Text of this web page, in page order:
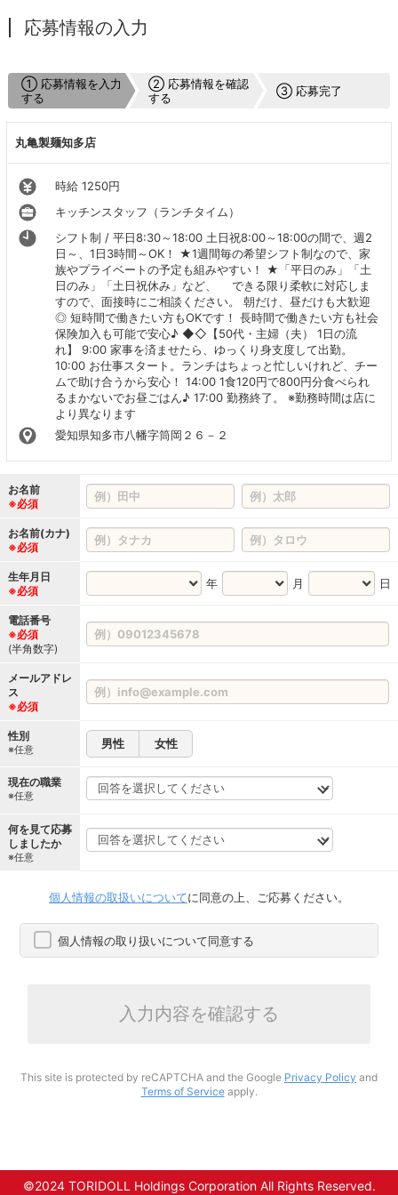
応募情報の入力
① 応募情報を入力
する
② 応募情報を確認
する
③ 応募完了
丸亀製麺知多店
時給 1250円
キッチンスタッフ（ランチタイム）
シフト制 / 平日8:30～18:00 土日祝8:00～18:00の間で、週2
日～、1日3時間～OK！ ★1週間毎の希望シフト制なので、家
族やプライベートの予定も組みやすい！ ★「平日のみ」「土
日のみ」「土日祝休み」など、 できる限り柔軟に対応しま
すので、面接時にご相談ください。 朝だけ、昼だけも大歓迎
◎ 短時間で働きたい方もOKです！ 長時間で働きたい方も社会
保険加入も可能で安心♪ ◆◇【50代・主婦（夫） 1日の流
れ】 9:00 家事を済ませたら、ゆっくり身支度して出勤。
10:00 お仕事スタート。ランチはちょっと忙しいけれど、チー
ムで助け合うから安心！ 14:00 1食120円で800円分食べられ
るまかないでお昼ごはん♪ 17:00 勤務終了。 ※勤務時間は店に
より異なります
愛知県知多市八幡字筒岡２６－２
お名前
※必須
お名前(カナ)
※必須
生年月日
※必須
年 月 日
電話番号
※必須
(半角数字)
メールアドレ
ス
※必須
性別
※任意 男性 女性
現在の職業
※任意
何を見て応募
しましたか
※任意
個人情報の取扱いについてに同意の上、ご応募ください。
個人情報の取り扱いについて同意する
入力内容を確認する
This site is protected by reCAPTCHA and the Google Privacy Policy and
Terms of Serviceapply.
©2024 TORIDOLL Holdings Corporation All Rights Reserved.